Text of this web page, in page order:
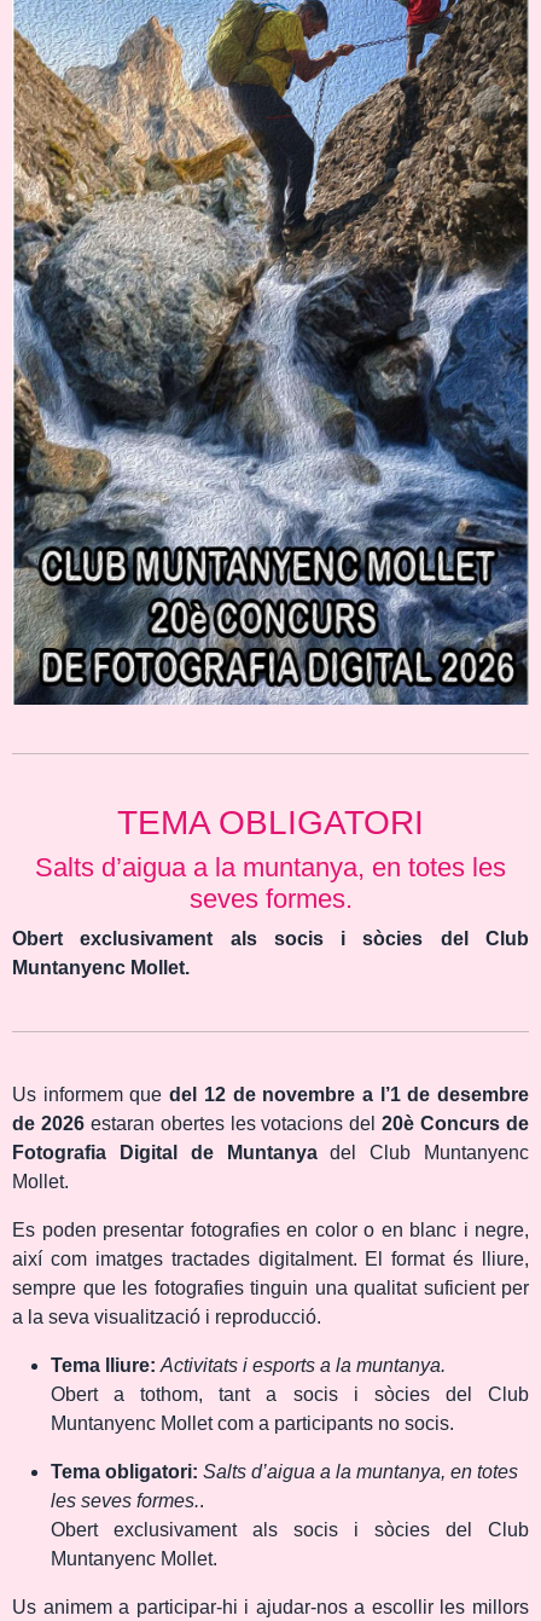
TEMA OBLIGATORI
Salts d’aigua a la muntanya, en totes les
seves formes.
Obert exclusivament als socis i sòcies del Club
Muntanyenc Mollet.
Us informem quedel 12 de novembre a l’1 de desembre
de 2026estaran obertes les votacions del20è Concurs de
Fotografia Digital de Muntanyadel Club Muntanyenc
Mollet.
Es poden presentar fotografies en color o en blanc i negre,
així com imatges tractades digitalment. El format és lliure,
sempre que les fotografies tinguin una qualitat suficient per
a la seva visualització i reproducció.
Tema lliure: Activitats i esports a la muntanya.
Obert a tothom, tant a socis i sòcies del Club
Muntanyenc Mollet com a participants no socis.
Tema obligatori: Salts d’aigua a la muntanya, en totes
les seves formes..
Obert exclusivament als socis i sòcies del Club
Muntanyenc Mollet.
Us animem a participar-hi i ajudar-nos a escollir les millors